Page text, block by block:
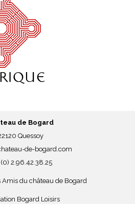
de Bogard
Quessoy
de-bogard.com
(0) 2.96.42.38.25
Amis du château de Bogard
Bogard Loisirs